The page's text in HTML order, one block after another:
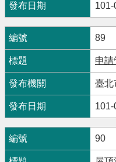
101-
89
申
臺北
101-
90